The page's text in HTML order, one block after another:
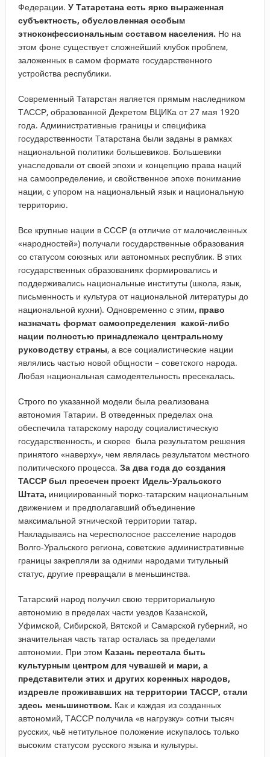
Федерации. У Татарстана есть ярко выраженная
субъектность, обусловленная особым
этноконфессиональным составом населения. Но на
этом фоне существует сложнейший клубок проблем,
заложенных в самом формате государственного
устройства республики.
Современный Татарстан является прямым наследником
ТАССР, образованной Декретом ВЦИКа от 27 мая 1920
года. Административные границы и специфика
государственности Татарстана были заданы в рамках
национальной политики большевиков. Большевики
унаследовали от своей эпохи и концепцию права наций
на самоопределение, и свойственное эпохе понимание
нации, с упором на национальный язык и национальную
территорию.
Все крупные нации в СССР (в отличие от малочисленных
«народностей») получали государственные образования
со статусом союзных или автономных республик. В этих
государственных образованиях формировались и
поддерживались национальные институты (школа, язык,
письменность и культура от национальной литературы до
национальной кухни). Одновременно с этим, право
назначать формат самоопределения какой-либо
нации полностью принадлежало центральному
руководству страны, а все социалистические нации
являлись частью новой общности – советского народа.
Любая национальная самодеятельность пресекалась.
Строго по указанной модели была реализована
автономия Татарии. В отведенных пределах она
обеспечила татарскому народу социалистическую
государственность, и скорее была результатом решения
принятого «наверху», чем являлась результатом местного
политического процесса. За два года до создания
ТАССР был пресечен проект Идель-Уральского
Штата, инициированный тюрко-татарским национальным
движением и предполагавший объединение
максимальной этнической территории татар.
Накладываясь на чересполосное расселение народов
Волго-Уральского региона, советские административные
границы закрепляли за одними народами титульный
статус, другие превращали в меньшинства.
Татарский народ получил свою территориальную
автономию в пределах части уездов Казанской,
Уфимской, Сибирской, Вятской и Самарской губерний, но
значительная часть татар осталась за пределами
автономии. При этом Казань перестала быть
культурным центром для чувашей и мари, а
представители этих и других коренных народов,
издревле проживавших на территории ТАССР, стали
здесь меньшинством. Как и каждая из созданных
автономий, ТАССР получила «в нагрузку» сотни тысяч
русских, чьё нетитульное положение искупалось только
высоким статусом русского языка и культуры.